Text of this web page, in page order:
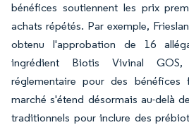
bénéfices soutiennent les prix
achats répétés. Par exemple,
obtenu l'approbation de 16
ingrédient Biotis Vivinal
réglementaire pour des bénéfices
marché s'étend désormais au-delà
traditionnels pour inclure des